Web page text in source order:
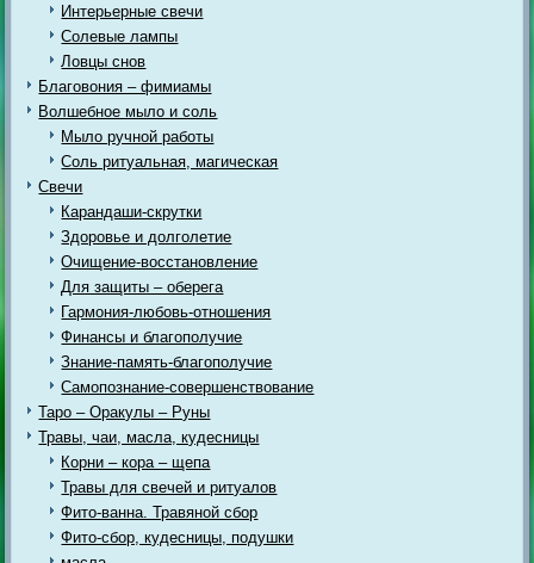
Интерьерные свечи
Солевые лампы
Ловцы снов
Благовония – фимиамы
Волшебное мыло и соль
Мыло ручной работы
Соль ритуальная, магическая
Свечи
Карандаши-скрутки
Здоровье и долголетие
Очищение-восстановление
Для защиты – оберега
Гармония-любовь-отношения
Финансы и благополучие
Знание-память-благополучие
Самопознание-совершенствование
Таро – Оракулы – Руны
Травы, чаи, масла, кудесницы
Корни – кора – щепа
Травы для свечей и ритуалов
Фито-ванна. Травяной сбор
Фито-сбор, кудесницы, подушки